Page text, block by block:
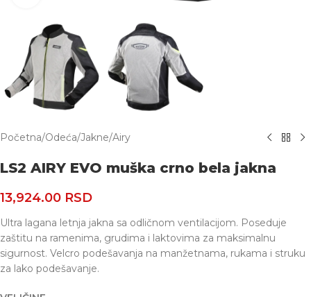
Početna/Odeća/Jakne/Airy
LS2 AIRY EVO muška crno bela jakna
13,924.00 RSD
Ultra lagana letnja jakna sa odličnom ventilacijom. Poseduje
zaštitu na ramenima, grudima i laktovima za maksimalnu
sigurnost. Velcro podešavanja na manžetnama, rukama i struku
za lako podešavanje.